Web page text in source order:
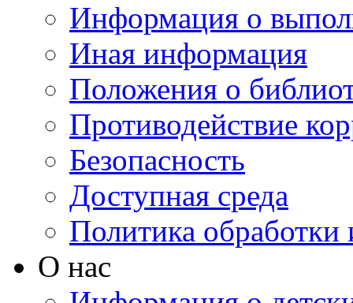
Информация о
Иная информация
Положения о
Противодействие
Безопасность
Доступная среда
Политика
О нас